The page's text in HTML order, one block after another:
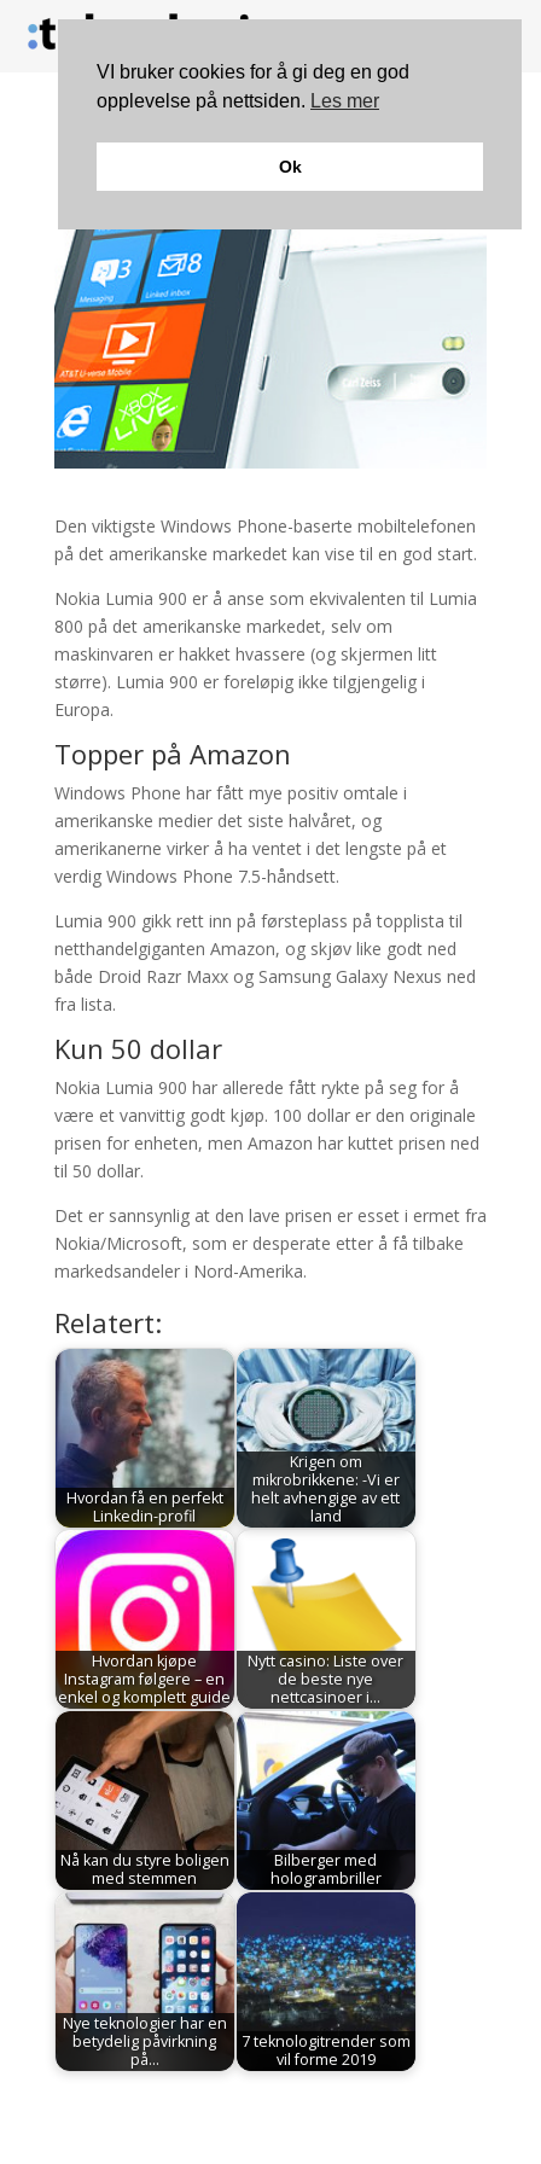
Lovende salgstall for
Nokia Lumia 900
Den viktigste Windows Phone-baserte mobiltelefonen
på det amerikanske markedet kan vise til en god start.
Nokia Lumia 900 er å anse som ekvivalenten til Lumia
800 på det amerikanske markedet, selv om
maskinvaren er hakket hvassere (og skjermen litt
større). Lumia 900 er foreløpig ikke tilgjengelig i
Europa.
Topper på Amazon
Windows Phone har fått mye positiv omtale i
amerikanske medier det siste halvåret, og
amerikanerne virker å ha ventet i det lengste på et
verdig Windows Phone 7.5-håndsett.
Lumia 900 gikk rett inn på førsteplass på topplista til
netthandelgiganten Amazon, og skjøv like godt ned
både Droid Razr Maxx og Samsung Galaxy Nexus ned
fra lista.
Kun 50 dollar
Nokia Lumia 900 har allerede fått rykte på seg for å
være et vanvittig godt kjøp. 100 dollar er den originale
prisen for enheten, men Amazon har kuttet prisen ned
til 50 dollar.
Det er sannsynlig at den lave prisen er esset i ermet fra
Nokia/Microsoft, som er desperate etter å få tilbake
markedsandeler i Nord-Amerika.
Relatert:
Hvordan få en perfekt
Linkedin-profil
Krigen om
mikrobrikkene: -Vi er
helt avhengige av ett
land
Hvordan kjøpe
Instagram følgere – en
enkel og komplett guide
Nytt casino: Liste over
de beste nye
nettcasinoer i…
Nå kan du styre boligen
med stemmen
Bilberger med
hologrambriller
Nye teknologier har en
betydelig påvirkning
på…
7 teknologitrender som
vil forme 2019
VI bruker cookies for å gi deg en god
opplevelse på nettsiden. Les mer
Ok